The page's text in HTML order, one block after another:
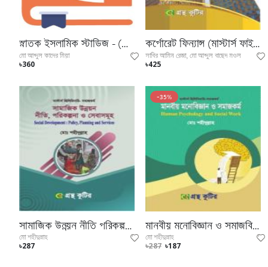
স্নাতক ইসলামিক স্টাডিজ - (ডিগ্রী ১ম বর্ষ টেক্সট বই)
মো আব্দুল কাদের মিয়া
৳360
কর্পোরেট ফিন্যান্স (মাস্টার্স ফাইনাল ইয়ারের টেক্সট বই)
সাবির আমিন রেজা, মো আব্দুল বাছেদ মণ্ডল
৳425
সামাজিক উন্নয়ন নীতি পরিকল্পনা ও সেবাসমূহ (মাস্টার্স প্রিলিমিনারি পাঠ্যবই)
মো শহীদুল্লাহ
৳287
-35%
মানবীয় মনোবিজ্ঞান ও সমাজবিজ্ঞান (মাস্টার্স প্রিলিমিনারি পাঠ্যবই)
মো শহীদুল্লাহ
৳287 ৳187